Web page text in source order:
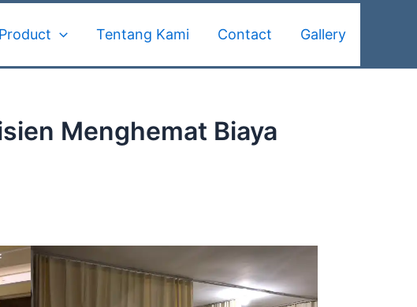
Product Tentang Kami Contact Gallery
Menghemat Biaya